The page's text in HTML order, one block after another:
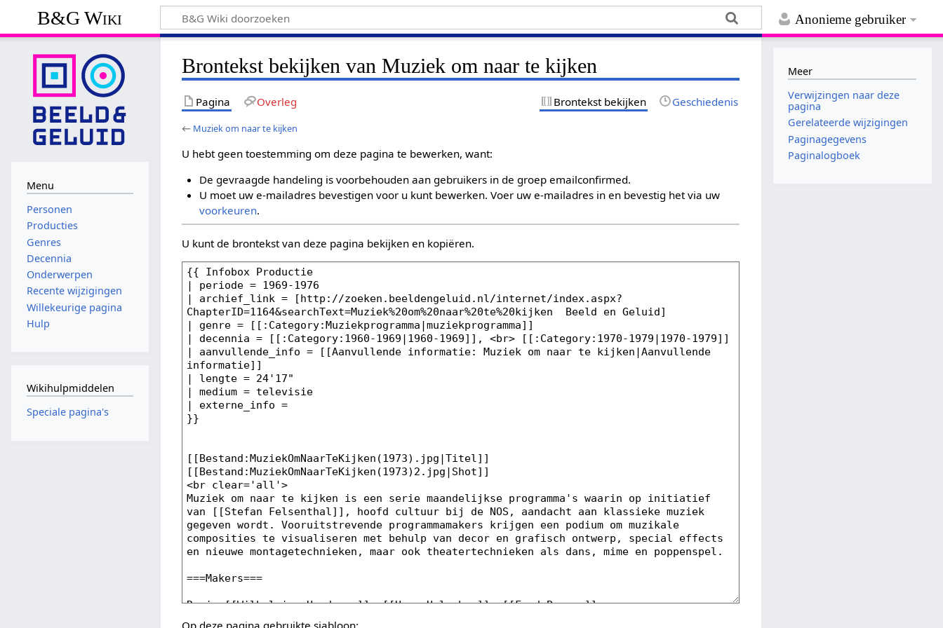
Anonieme gebruiker
B&G Wiki
Brontekst bekijken van Muziek om naar te kijken
Pagina Overleg Brontekst bekijken Geschiedenis
← Muziek om naar te kijken
U hebt geen toestemming om deze pagina te bewerken, want:
De gevraagde handeling is voorbehouden aan gebruikers in de groep emailconfirmed.
U moet uw e-mailadres bevestigen voor u kunt bewerken. Voer uw e-mailadres in en bevestig het via uw
voorkeuren.
U kunt de brontekst van deze pagina bekijken en kopiëren.
Op deze pagina gebruikte sjabloon:
Menu
Personen
Producties
Genres
Decennia
Onderwerpen
Recente wijzigingen
Willekeurige pagina
Hulp
Wikihulpmiddelen
Speciale pagina's
Meer
Verwijzingen naar deze
pagina
Gerelateerde wijzigingen
Paginagegevens
Paginalogboek